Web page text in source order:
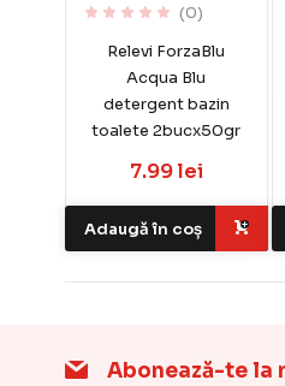
(0)
Relevi ForzaBlu
Acqua Blu
detergent bazin
toalete 2bucx50gr
7.99 lei
Adaugă în coș
Abonează-te la